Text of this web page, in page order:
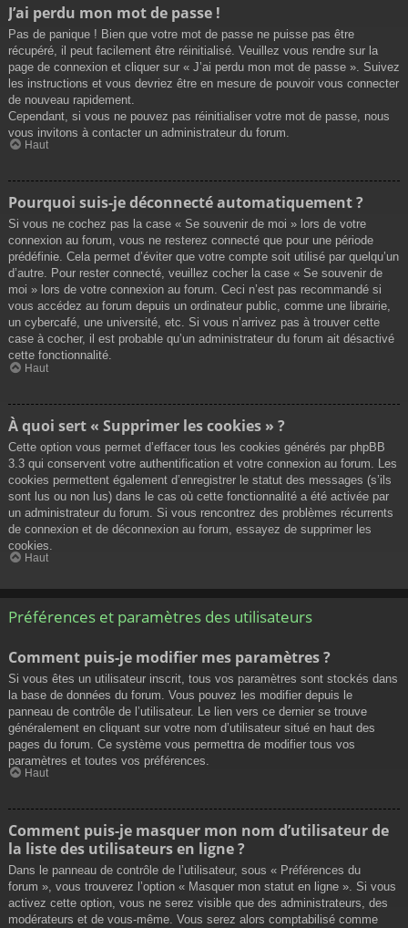
J’ai perdu mon mot de passe !
Pas de panique ! Bien que votre mot de passe ne puisse pas être
récupéré, il peut facilement être réinitialisé. Veuillez vous rendre sur la
page de connexion et cliquer sur « J’ai perdu mon mot de passe ». Suivez
les instructions et vous devriez être en mesure de pouvoir vous connecter
de nouveau rapidement.
Cependant, si vous ne pouvez pas réinitialiser votre mot de passe, nous
vous invitons à contacter un administrateur du forum.
Haut
Pourquoi suis-je déconnecté automatiquement ?
Si vous ne cochez pas la case « Se souvenir de moi » lors de votre
connexion au forum, vous ne resterez connecté que pour une période
prédéfinie. Cela permet d’éviter que votre compte soit utilisé par quelqu’un
d’autre. Pour rester connecté, veuillez cocher la case « Se souvenir de
moi » lors de votre connexion au forum. Ceci n’est pas recommandé si
vous accédez au forum depuis un ordinateur public, comme une librairie,
un cybercafé, une université, etc. Si vous n’arrivez pas à trouver cette
case à cocher, il est probable qu’un administrateur du forum ait désactivé
cette fonctionnalité.
Haut
À quoi sert « Supprimer les cookies » ?
Cette option vous permet d’effacer tous les cookies générés par phpBB
3.3 qui conservent votre authentification et votre connexion au forum. Les
cookies permettent également d’enregistrer le statut des messages (s’ils
sont lus ou non lus) dans le cas où cette fonctionnalité a été activée par
un administrateur du forum. Si vous rencontrez des problèmes récurrents
de connexion et de déconnexion au forum, essayez de supprimer les
cookies.
Haut
Préférences et paramètres des utilisateurs
Comment puis-je modifier mes paramètres ?
Si vous êtes un utilisateur inscrit, tous vos paramètres sont stockés dans
la base de données du forum. Vous pouvez les modifier depuis le
panneau de contrôle de l’utilisateur. Le lien vers ce dernier se trouve
généralement en cliquant sur votre nom d’utilisateur situé en haut des
pages du forum. Ce système vous permettra de modifier tous vos
paramètres et toutes vos préférences.
Haut
Comment puis-je masquer mon nom d’utilisateur de
la liste des utilisateurs en ligne ?
Dans le panneau de contrôle de l’utilisateur, sous « Préférences du
forum », vous trouverez l’option « Masquer mon statut en ligne ». Si vous
activez cette option, vous ne serez visible que des administrateurs, des
modérateurs et de vous-même. Vous serez alors comptabilisé comme